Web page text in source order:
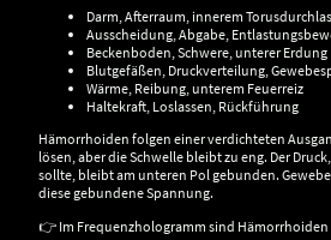
Darm, Afterraum, innerem
Ausscheidung, Abgabe,
Beckenboden, Schwere, unterer Erdung
Blutgefäßen, Druckverteilung,
Wärme, Reibung, unterem Feuerreiz
Haltekraft, Loslassen, Rückführung
Hämorrhoiden folgen einer verdichteten
lösen, aber die Schwelle bleibt zu eng. Der
sollte, bleibt am unteren Pol gebunden.
diese gebundene Spannung.
👉 Im Frequenzhologramm sind